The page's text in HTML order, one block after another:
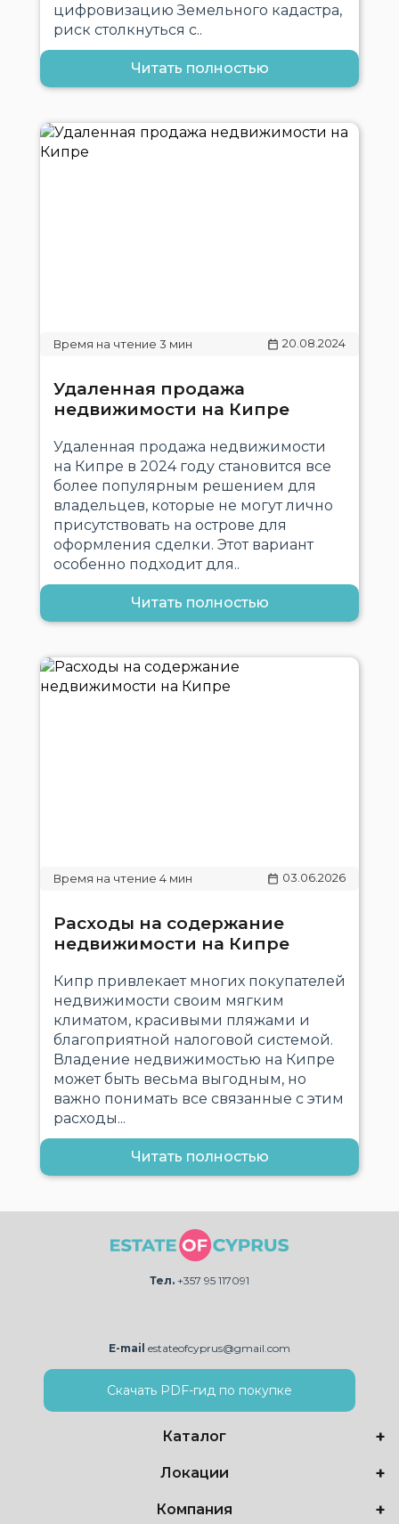
цифровизацию Земельного кадастра,
риск столкнуться с..
Читать полностью
20.08.2024
Удаленная продажа
недвижимости на Кипре
Удаленная продажа недвижимости
на Кипре в 2024 году становится все
более популярным решением для
владельцев, которые не могут лично
присутствовать на острове для
оформления сделки. Этот вариант
особенно подходит для..
Читать полностью
03.06.2026
Расходы на содержание
недвижимости на Кипре
Кипр привлекает многих покупателей
недвижимости своим мягким
климатом, красивыми пляжами и
благоприятной налоговой системой.
Владение недвижимостью на Кипре
может быть весьма выгодным, но
важно понимать все связанные с этим
расходы...
Читать полностью
Тел. +357 95 117091
E-mail estateofcyprus@gmail.com
Скачать PDF-гид по покупке
Каталог
Локации
Компания